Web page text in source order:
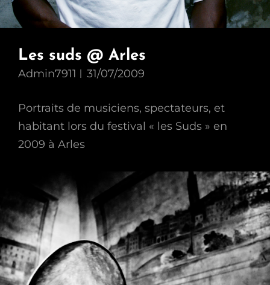
Les suds @ Arles
Admin7911 31/07/2009
Portraits de musiciens, spectateurs, et
habitant lors du festival « les Suds » en
2009 à Arles